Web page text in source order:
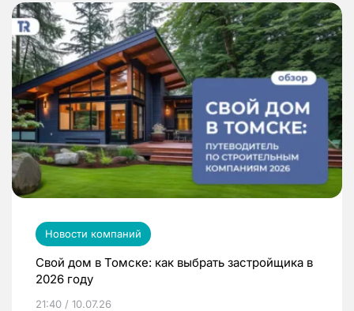
Новости компаний
Свой дом в Томске: как выбрать застройщика в
2026 году
21:40 / 10.07.26